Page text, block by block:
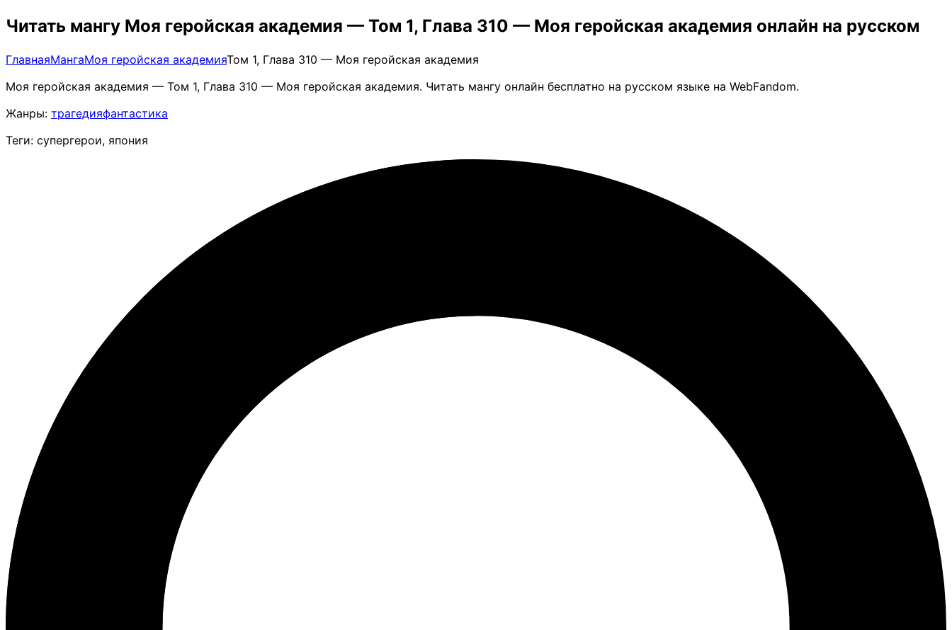
Читать мангу Моя геройская академия — Том 1, Глава 310 — Моя геройская академия онлайн на русском
ГлавнаяМангаМоя геройская академияТом 1, Глава 310 — Моя геройская академия
Моя геройская академия — Том 1, Глава 310 — Моя геройская академия. Читать мангу онлайн бесплатно на русском языке на WebFandom.
Жанры: трагедияфантастика
Теги: супергерои, япония